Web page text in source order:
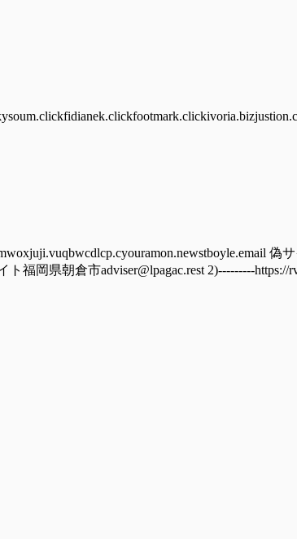
偽
岡県朝倉市adviser@lpagac.rest 2)---------https://